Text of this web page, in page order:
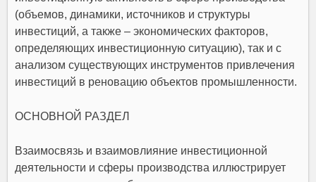
(объемов, динамики, источников и структуры
инвестиций, а также – экономических факторов,
определяющих инвестиционную ситуацию), так и с
анализом существующих инструментов привлечения
инвестиций в реновацию объектов промышленности.
ОСНОВНОЙ РАЗДЕЛ
Взаимосвязь и взаимовлияние инвестиционной
деятельности и сферы производства иллюстрирует